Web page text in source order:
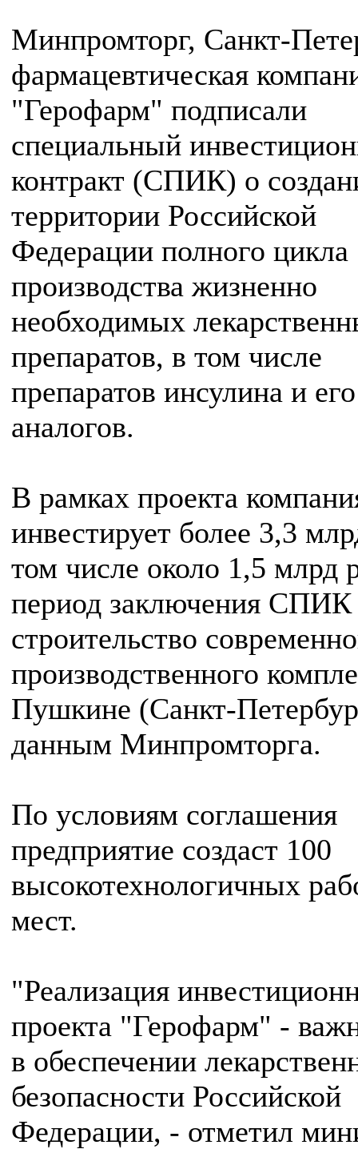
Минпромторг, Санкт-
фармацевтическая
"Герофарм" подписали
специальный
контракт (СПИК) о
территории Российской
Федерации полного цикла
производства жизненно
необходимых
препаратов, в том числе
препаратов инсулина и его
аналогов.
В рамках проекта
инвестирует более 3,3
том числе около 1,5 млрд
период заключения СПИК
строительство
производственного
Пушкине (Санкт-
данным Минпромторга.
По условиям соглашения
предприятие создаст 100
высокотехнологичных
мест.
"Реализация
проекта "Герофарм" -
в обеспечении
безопасности Российской
Федерации, - отметил